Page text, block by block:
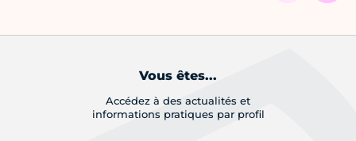
Vous êtes...
Accédez à des actualités et
informations pratiques par profil